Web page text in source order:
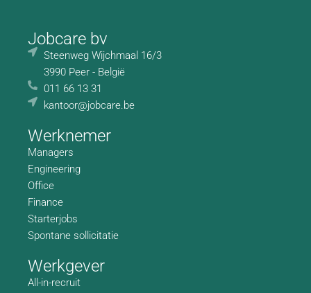
Jobcare bv
Steenweg Wijchmaal 16/3
3990 Peer - België
011 66 13 31
kantoor@jobcare.be
Werknemer
Managers
Engineering
Office
Finance
Starterjobs
Spontane sollicitatie
Werkgever
All-in-recruit